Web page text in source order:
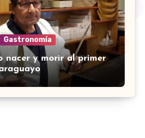
Gastronomía
nacer y morir al primer